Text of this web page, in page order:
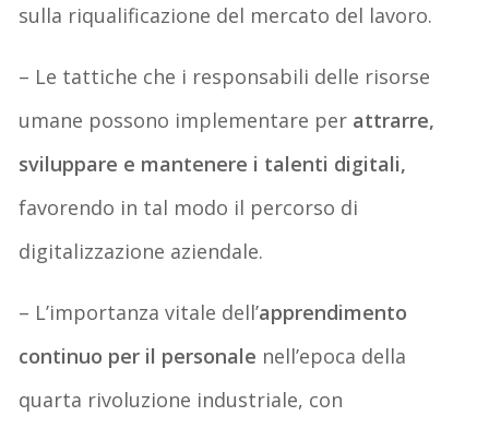
sulla riqualificazione del mercato del lavoro.
– Le tattiche che i responsabili delle risorse
umane possono implementare per attrarre,
sviluppare e mantenere i talenti digitali,
favorendo in tal modo il percorso di
digitalizzazione aziendale.
– L’importanza vitale dell’apprendimento
continuo per il personale nell’epoca della
quarta rivoluzione industriale, con